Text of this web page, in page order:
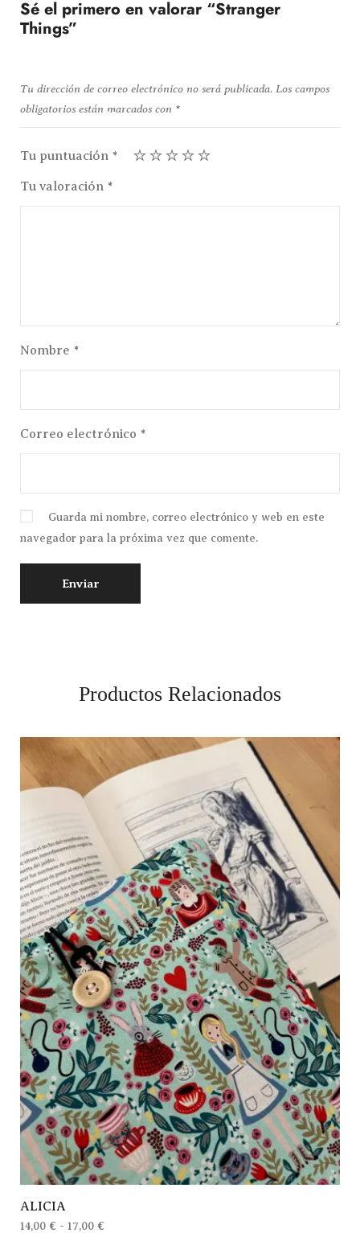
Sé el primero en valorar “Stranger
Things”
Tu dirección de correo electrónico no será publicada. Los campos
obligatorios están marcados con *
Tu puntuación *
Tu valoración *
Nombre *
Correo electrónico *
Guarda mi nombre, correo electrónico y web en este
navegador para la próxima vez que comente.
Productos Relacionados
ALICIA
14,00 € - 17,00 €